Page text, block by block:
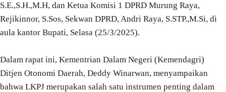
S.E.,S.H.,M.H, dan Ketua Komisi 1 DPRD Murung Raya,
Rejikinnor, S.Sos, Sekwan DPRD, Andri Raya, S.STP.,M.Si, di
aula kantor Bupati, Selasa (25/3/2025).
Dalam rapat ini, Kementrian Dalam Negeri (Kemendagri)
Ditjen Otonomi Daerah, Deddy Winarwan, menyampaikan
bahwa LKPJ merupakan salah satu instrumen penting dalam